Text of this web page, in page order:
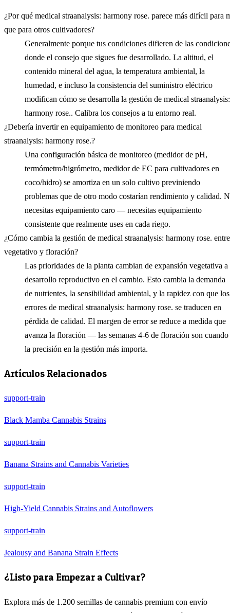
¿Por qué medical straanalysis: harmony rose. parece más difícil para
que para otros cultivadores?
Generalmente porque tus condiciones difieren de las
donde el consejo que sigues fue desarrollado. La altitud, el
contenido mineral del agua, la temperatura ambiental, la
humedad, e incluso la consistencia del suministro eléctrico
modifican cómo se desarrolla la gestión de medical straanalysis:
harmony rose.. Calibra los consejos a tu entorno real.
¿Debería invertir en equipamiento de monitoreo para medical
straanalysis: harmony rose.?
Una configuración básica de monitoreo (medidor de pH,
termómetro/higrómetro, medidor de EC para cultivadores en
coco/hidro) se amortiza en un solo cultivo previniendo
problemas que de otro modo costarían rendimiento y calidad.
necesitas equipamiento caro — necesitas equipamiento
consistente que realmente uses en cada riego.
¿Cómo cambia la gestión de medical straanalysis: harmony rose. entre
vegetativo y floración?
Las prioridades de la planta cambian de expansión vegetativa a
desarrollo reproductivo en el cambio. Esto cambia la demanda
de nutrientes, la sensibilidad ambiental, y la rapidez con que los
errores de medical straanalysis: harmony rose. se traducen en
pérdida de calidad. El margen de error se reduce a medida que
avanza la floración — las semanas 4-6 de floración son cuando
la precisión en la gestión más importa.
Artículos Relacionados
support-train
Black Mamba Cannabis Strains
support-train
Banana Strains and Cannabis Varieties
support-train
High-Yield Cannabis Strains and Autoflowers
support-train
Jealousy and Banana Strain Effects
¿Listo para Empezar a Cultivar?
Explora más de 1.200 semillas de cannabis premium con envío